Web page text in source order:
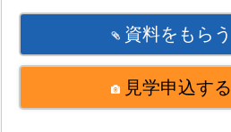
資料をもらう
見学申込する